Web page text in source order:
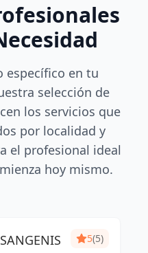
específico en tu
selección de
los servicios que
por localidad y
el profesional ideal
hoy mismo.
5(5)